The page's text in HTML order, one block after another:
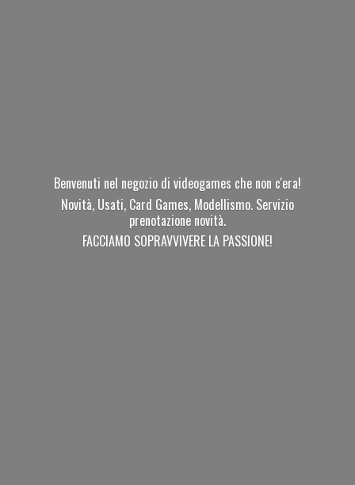
Benvenuti nel negozio di videogames che non c'era!
Novità, Usati, Card Games, Modellismo. Servizio
prenotazione novità.
FACCIAMO SOPRAVVIVERE LA PASSIONE!